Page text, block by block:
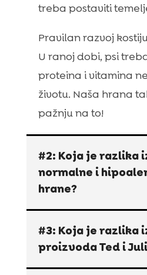
treba postaviti
Pravilan razvoj
U ranoj dobi, psi
proteina i vitamina
životu. Naša hrana
pažnju na to!
#2: Koja je razlika
normalne i
hrane?
#3: Koja je razlika
proizvoda Ted i